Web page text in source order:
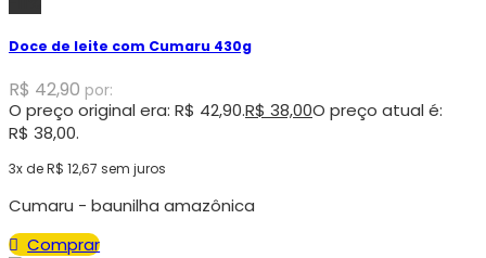
Doce de leite com Cumaru 430g
R$ 42,90 por:
O preço original era: R$ 42,90.R$ 38,00O preço atual é:
R$ 38,00.
3x deR$ 12,67 sem juros
Cumaru - baunilha amazônica
Comprar